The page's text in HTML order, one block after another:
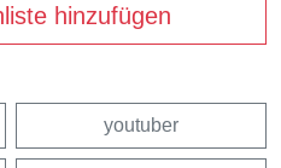
hinzufügen
youtuber